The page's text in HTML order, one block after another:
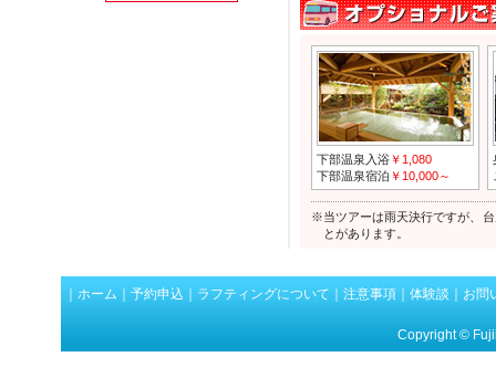
下部温泉入浴￥1,080
下部温泉宿泊 ￥10,000～
※当ツアーは雨天決行ですが、
とがあります。
ホーム 予約申込 ラフティングについて 注意事項 体験談 お問
Copyright ©